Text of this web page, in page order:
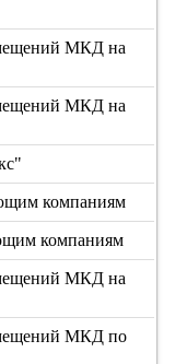
МКД на
МКД на
компаниям
компаниям
МКД на
МКД по